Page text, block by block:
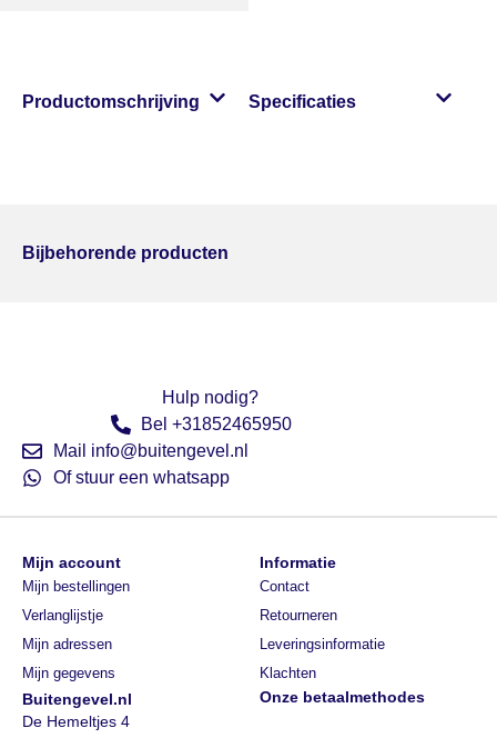
Productomschrijving Specificaties
Bijbehorende producten
Hulp nodig?
Bel +31852465950
Mail info@buitengevel.nl
Of stuur een whatsapp
Buitengevel.nl
De Hemeltjes 4
Onze betaalmethodes
Mijn account
Mijn bestellingen
Verlanglijstje
Mijn adressen
Mijn gegevens
Informatie
Contact
Retourneren
Leveringsinformatie
Klachten